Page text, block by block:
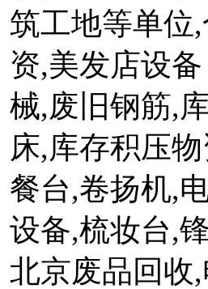
筑工地等单位
资,美发店设
械,废旧钢筋,
床,库存积压
餐台,卷扬机,
设备,梳妆台,
北京废品回收